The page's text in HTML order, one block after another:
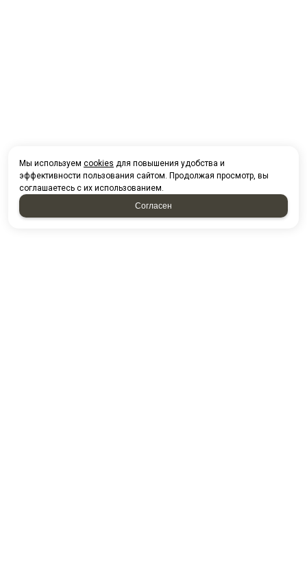
Мы используем cookies для повышения удобства и
эффективности пользования сайтом. Продолжая просмотр, вы
соглашаетесь с их использованием.
Согласен